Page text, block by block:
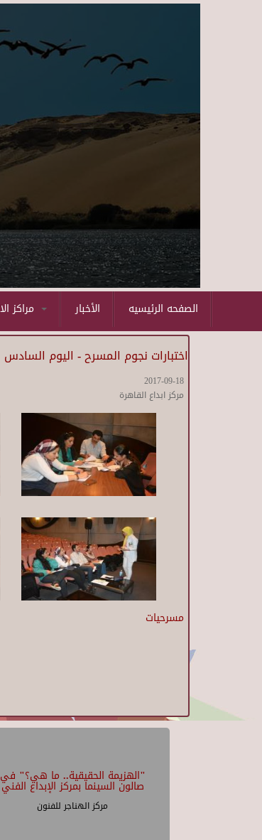
الأخبار الصفحه الرئيسيه
اختبارات نجوم المسرح - اليوم السادس
2017-09-18
مركز ابداع القاهرة
مسرحيات
"الهزيمة الحقيقية.. ما هي؟" في
صالون السينما بمركز الإبداع الفني
مركز الهناجر للفنون